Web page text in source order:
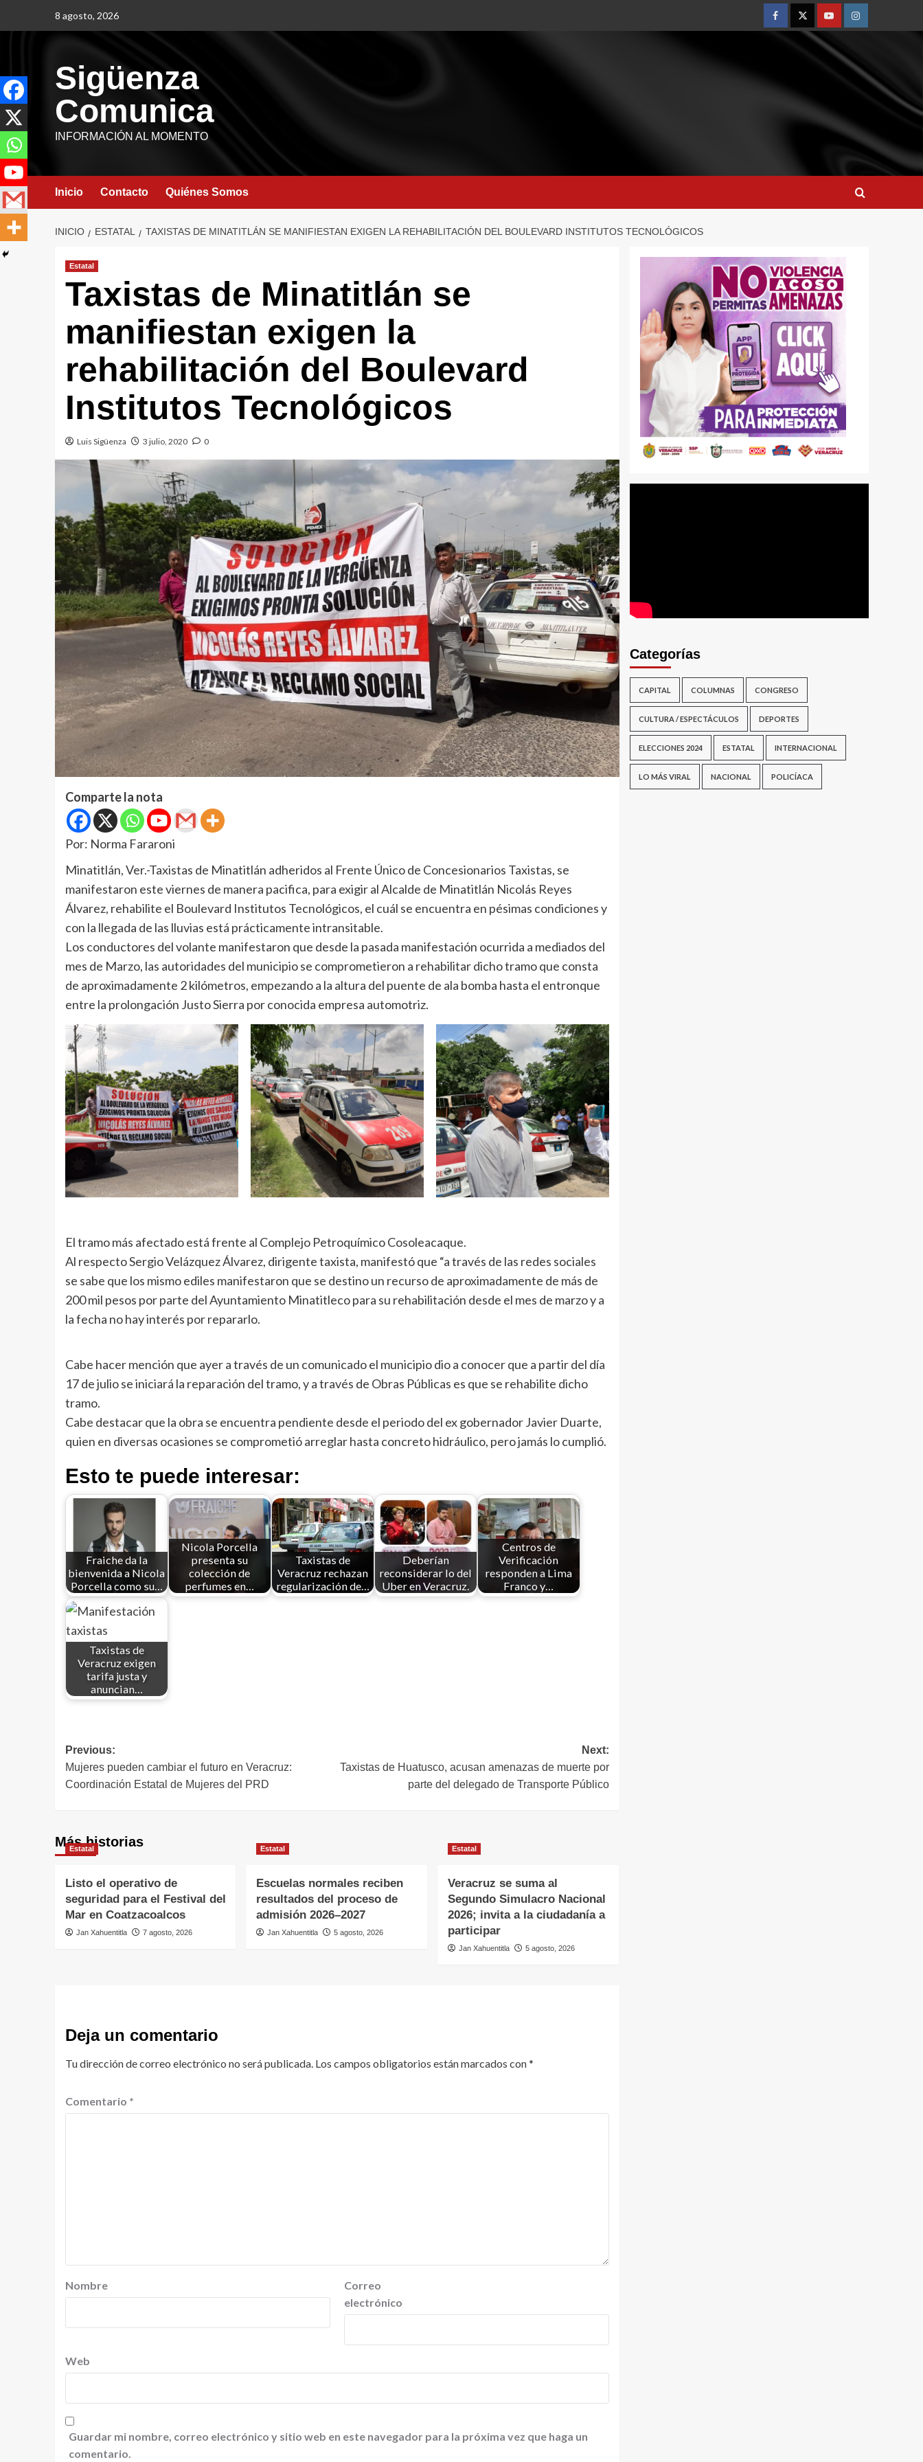
8 agosto, 2026
Sigüenza
Comunica
INFORMACIÓN AL MOMENTO
Inicio Contacto Quiénes Somos
INICIO ESTATAL TAXISTAS DE MINATITLÁN SE MANIFIESTAN EXIGEN LA REHABILITACIÓN DEL BOULEVARD INSTITUTOS TECNOLÓGICOS
Estatal
Taxistas de Minatitlán se
manifiestan exigen la
rehabilitación del Boulevard
Institutos Tecnológicos
Luis Sigüenza 3 julio, 2020 0
Comparte la nota
Por: Norma Fararoni
Minatitlán, Ver.-Taxistas de Minatitlán adheridos al Frente Único de Concesionarios Taxistas, se
manifestaron este viernes de manera pacifica, para exigir al Alcalde de Minatitlán Nicolás Reyes
Álvarez, rehabilite el Boulevard Institutos Tecnológicos, el cuál se encuentra en pésimas condiciones y
con la llegada de las lluvias está prácticamente intransitable.
Los conductores del volante manifestaron que desde la pasada manifestación ocurrida a mediados del
mes de Marzo, las autoridades del municipio se comprometieron a rehabilitar dicho tramo que consta
de aproximadamente 2 kilómetros, empezando a la altura del puente de ala bomba hasta el entronque
entre la prolongación Justo Sierra por conocida empresa automotriz.
El tramo más afectado está frente al Complejo Petroquímico Cosoleacaque.
Al respecto Sergio Velázquez Álvarez, dirigente taxista, manifestó que “a través de las redes sociales
se sabe que los mismo ediles manifestaron que se destino un recurso de aproximadamente de más de
200 mil pesos por parte del Ayuntamiento Minatitleco para su rehabilitación desde el mes de marzo y a
la fecha no hay interés por repararlo.
Cabe hacer mención que ayer a través de un comunicado el municipio dio a conocer que a partir del día
17 de julio se iniciará la reparación del tramo, y a través de Obras Públicas es que se rehabilite dicho
tramo.
Cabe destacar que la obra se encuentra pendiente desde el periodo del ex gobernador Javier Duarte,
quien en diversas ocasiones se comprometió arreglar hasta concreto hidráulico, pero jamás lo cumplió.
Esto te puede interesar:
Fraiche da la
bienvenida a Nicola
Porcella como su…
Nicola Porcella
presenta su
colección de
perfumes en…
Taxistas de
Veracruz rechazan
regularización de…
Deberían
reconsiderar lo del
Uber en Veracruz.
Centros de
Verificación
responden a Lima
Franco y…
Taxistas de
Veracruz exigen
tarifa justa y
anuncian…
Previous:
Mujeres pueden cambiar el futuro en Veracruz:
Coordinación Estatal de Mujeres del PRD
Next:
Taxistas de Huatusco, acusan amenazas de muerte por
parte del delegado de Transporte Público
Más historias
Estatal
Listo el operativo de
seguridad para el Festival del
Mar en Coatzacoalcos
Jan Xahuentitla 7 agosto, 2026
Estatal
Escuelas normales reciben
resultados del proceso de
admisión 2026–2027
Jan Xahuentitla 5 agosto, 2026
Estatal
Veracruz se suma al
Segundo Simulacro Nacional
2026; invita a la ciudadanía a
participar
Jan Xahuentitla 5 agosto, 2026
Deja un comentario
Tu dirección de correo electrónico no será publicada. Los campos obligatorios están marcados con*
Comentario *
Nombre
Correo
electrónico
Web
Guardar mi nombre, correo electrónico y sitio web en este navegador para la próxima vez que haga un
comentario.
Categorías
CAPITAL COLUMNAS CONGRESO
CULTURA / ESPECTÁCULOS DEPORTES
ELECCIONES 2024 ESTATAL INTERNACIONAL
LO MÁS VIRAL NACIONAL POLICÍACA